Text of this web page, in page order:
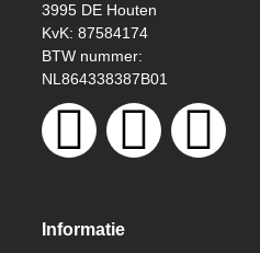
3995 DE Houten
KvK: 87584174
BTW nummer:
NL864338387B01
Informatie